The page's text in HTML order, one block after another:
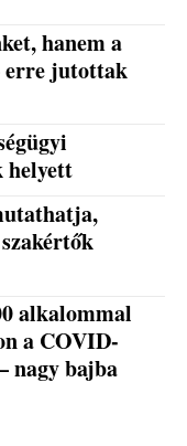
hanem a
erre jutottak
helyett
alkalommal
a COVID-
nagy bajba